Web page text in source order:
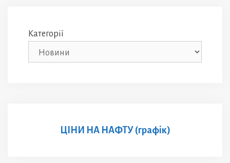
Категорії
ЦІНИ НА НАФТУ (графік)